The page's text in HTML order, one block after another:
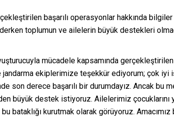
başarılı operasyonlar hakkında bilgiler
toplumun ve ailelerin büyük destekleri
mücadele kapsamında
ekiplerimize teşekkür ediyorum; çok iyi iş
son derece başarılı bir durumdayız. Ancak bu
büyük destek istiyoruz. Ailelerimiz çocuklarını
bataklığı kurutmak olarak görüyoruz. Amacımız